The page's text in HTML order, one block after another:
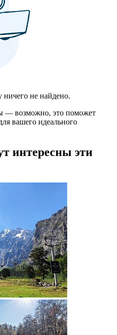
не найдено.
— возможно, это поможет
вашего идеального
интересны эти